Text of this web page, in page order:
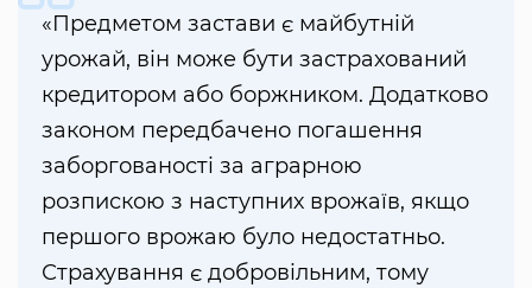
«Предметом застави є майбутній
урожай, він може бути застрахований
кредитором або боржником. Додатково
законом передбачено погашення
заборгованості за аграрною
розпискою з наступних врожаїв, якщо
першого врожаю було недостатньо.
Страхування є добровільним, тому